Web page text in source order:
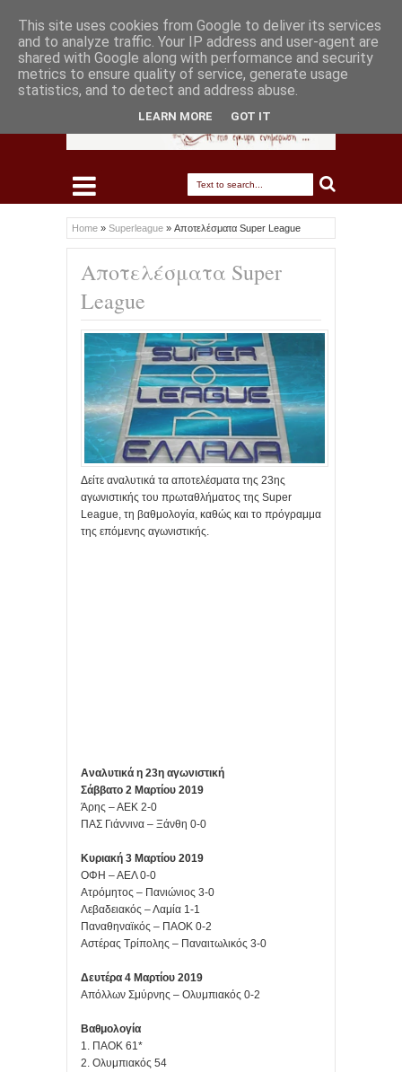
Home » Superleague » Αποτελέσματα Super League
Αποτελέσματα Super
League
Δείτε αναλυτικά τα αποτελέσματα της 23ης
αγωνιστικής του πρωταθλήματος της Super
League, τη βαθμολογία, καθώς και το πρόγραμμα
της επόμενης αγωνιστικής.
Αναλυτικά η 23η αγωνιστική
Σάββατο 2 Μαρτίου 2019
Άρης – ΑΕΚ 2-0
ΠΑΣ Γιάννινα – Ξάνθη 0-0
Κυριακή 3 Μαρτίου 2019
ΟΦΗ – ΑΕΛ 0-0
Ατρόμητος – Πανιώνιος 3-0
Λεβαδειακός – Λαμία 1-1
Παναθηναϊκός – ΠΑΟΚ 0-2
Αστέρας Τρίπολης – Παναιτωλικός 3-0
Δευτέρα 4 Μαρτίου 2019
Απόλλων Σμύρνης – Ολυμπιακός 0-2
Βαθμολογία
1. ΠΑΟΚ 61*
2. Ολυμπιακός 54
This site uses cookies from Google to deliver its services
and to analyze traffic. Your IP address and user-agent are
shared with Google along with performance and security
metrics to ensure quality of service, generate usage
statistics, and to detect and address abuse.
LEARN MORE GOT IT